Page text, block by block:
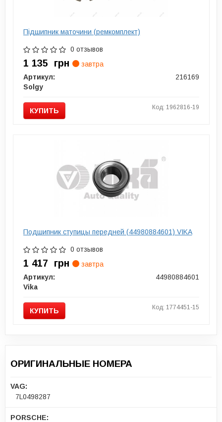
Підшипник маточини (ремкомплект)
0 отзывов
1 135 грн
завтра
Артикул:
216169
Solgy
КУПИТЬ Код: 1962816-19
Подшипник ступицы передней (44980884601) VIKA
0 отзывов
1 417 грн
завтра
Артикул:
44980884601
Vika
КУПИТЬ Код: 1774451-15
ОРИГИНАЛЬНЫЕ НОМЕРА
VAG:
7L0498287
PORSCHE: